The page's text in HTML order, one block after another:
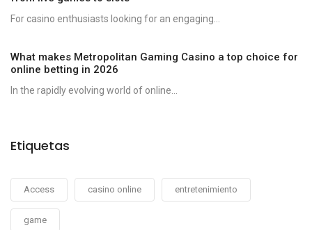
For casino enthusiasts looking for an engaging...
What makes Metropolitan Gaming Casino a top choice for
online betting in 2026
In the rapidly evolving world of online...
Etiquetas
Access casino online entretenimiento
game